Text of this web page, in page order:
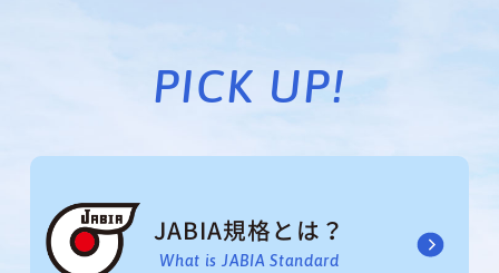
PICK UP!
JABIA規格とは？
What is JABIA Standard